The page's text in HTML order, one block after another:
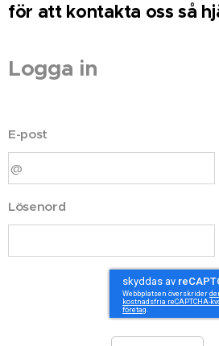
för att kontakta oss så
Logga in
E-post
Lösenord